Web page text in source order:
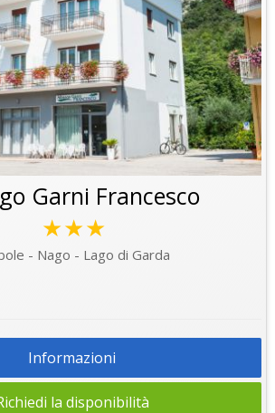
Garni Francesco
★★★
- Nago - Lago di Garda
Informazioni
la disponibilità